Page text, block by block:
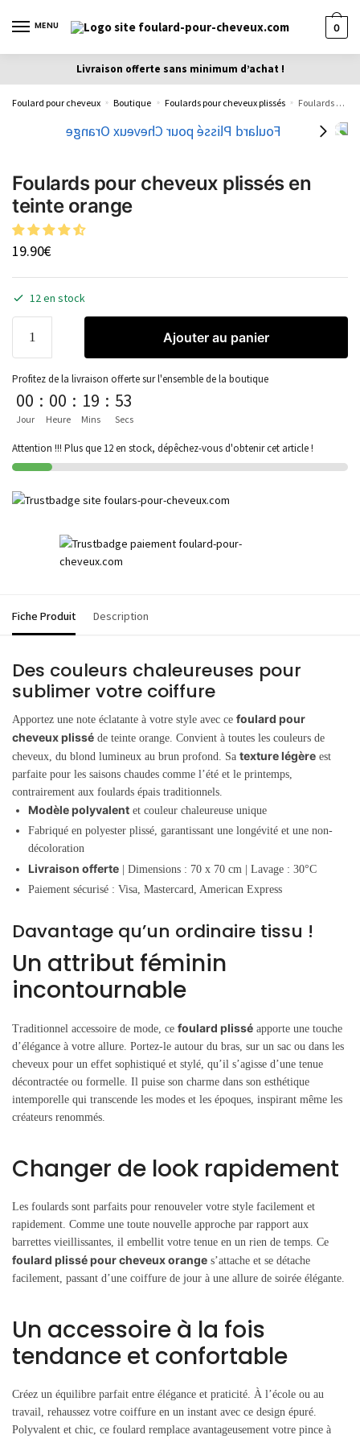
MENU 0
Livraison offerte sans minimum d’achat !
Foulard pour cheveux » Boutique » Foulards pour cheveux plissés » Foulards pour cheveux plissés en teinte orange
Foulards pour cheveux plissés en
teinte orange
19.90€
12 en stock
Ajouter au panier
Profitez de la livraison offerte sur l'ensemble de la boutique
00
Jour
: 00
Heure
: 19
Mins
: 53
Secs
Attention !!! Plus que 12 en stock, dépêchez-vous d'obtenir cet article !
Fiche Produit Description
Des couleurs chaleureuses pour
sublimer votre coiffure
Apportez une note éclatante à votre style avec ce foulard pour
cheveux plissé de teinte orange. Convient à toutes les couleurs de
cheveux, du blond lumineux au brun profond. Sa texture légère est
parfaite pour les saisons chaudes comme l’été et le printemps,
contrairement aux foulards épais traditionnels.
Modèle polyvalent et couleur chaleureuse unique
Fabriqué en polyester plissé, garantissant une longévité et une non-
décoloration
Livraison offerte | Dimensions : 70 x 70 cm | Lavage : 30°C
Paiement sécurisé : Visa, Mastercard, American Express
Davantage qu’un ordinaire tissu !
Un attribut féminin
incontournable
Traditionnel accessoire de mode, ce foulard plissé apporte une touche
d’élégance à votre allure. Portez-le autour du bras, sur un sac ou dans les
cheveux pour un effet sophistiqué et stylé, qu’il s’agisse d’une tenue
décontractée ou formelle. Il puise son charme dans son esthétique
intemporelle qui transcende les modes et les époques, inspirant même les
créateurs renommés.
Changer de look rapidement
Les foulards sont parfaits pour renouveler votre style facilement et
rapidement. Comme une toute nouvelle approche par rapport aux
barrettes vieillissantes, il embellit votre tenue en un rien de temps. Ce
foulard plissé pour cheveux orange s’attache et se détache
facilement, passant d’une coiffure de jour à une allure de soirée élégante.
Un accessoire à la fois
tendance et confortable
Créez un équilibre parfait entre élégance et praticité. À l’école ou au
travail, rehaussez votre coiffure en un instant avec ce design épuré.
Polyvalent et chic, ce foulard remplace avantageusement votre pince à